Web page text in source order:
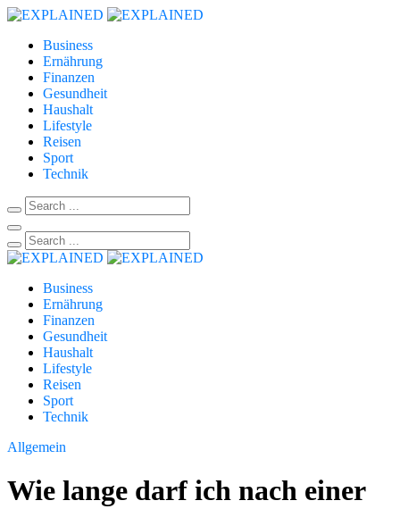
Business
Ernährung
Finanzen
Gesundheit
Haushalt
Lifestyle
Reisen
Sport
Technik
Business
Ernährung
Finanzen
Gesundheit
Haushalt
Lifestyle
Reisen
Sport
Technik
Allgemein
Wie lange darf ich nach einer